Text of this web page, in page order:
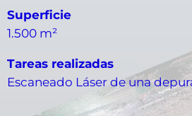
Superficie
1.500 m²
Tareas realizadas
Escaneado Láser de una